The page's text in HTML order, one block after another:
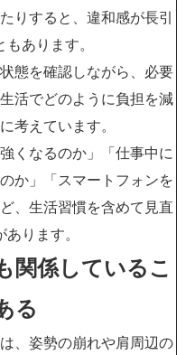
りすると、違和感が長引
あります。
態を確認しながら、必要
活でどのように負担を減
考えています。
くなるのか」「仕事中に
か」「スマートフォンを
、生活習慣を含めて見直
ります。
関係しているこ
る
、姿勢の崩れや肩周辺の